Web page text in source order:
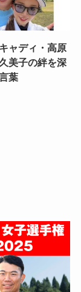
ャディ・高原
美子の絆を深
葉